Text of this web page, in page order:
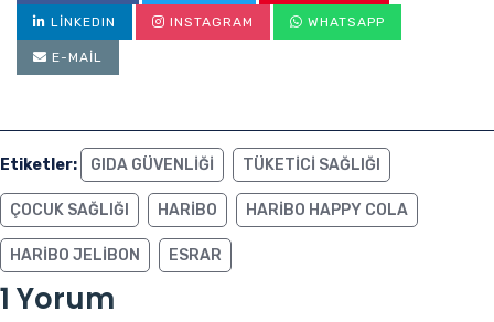
LINKEDIN INSTAGRAM WHATSAPP
E-MAIL
Etiketler: GIDA GÜVENLIĞI TÜKETICI SAĞLIĞI
ÇOCUK SAĞLIĞI HARIBO HARIBO HAPPY COLA
HARIBO JELIBON ESRAR
1 Yorum